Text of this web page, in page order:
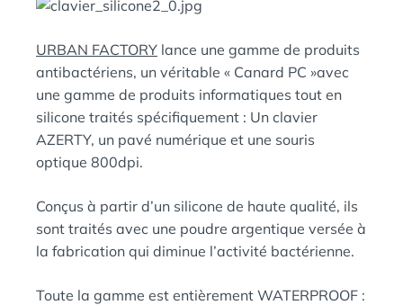
L
:
D
N
S
URBAN FACTORY lance une gamme de produits
antibactériens, un véritable « Canard PC »avec
une gamme de produits informatiques tout en
silicone traités spécifiquement : Un clavier
AZERTY, un pavé numérique et une souris
optique 800dpi.
Conçus à partir d’un silicone de haute qualité, ils
sont traités avec une poudre argentique versée à
la fabrication qui diminue l’activité bactérienne.
Toute la gamme est entièrement WATERPROOF :